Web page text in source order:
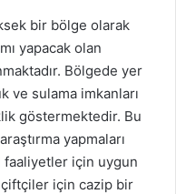
bir bölge olarak
yapacak olan
Bölgede yer
ve sulama imkanları
göstermektedir. Bu
yapmaları
faaliyetler için uygun
çiftçiler için cazip bir